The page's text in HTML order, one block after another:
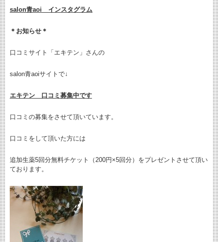
salon青aoi インスタグラム
＊お知らせ＊
口コミサイト「エキテン」さんの
salon青aoiサイトで↓
エキテン 口コミ募集中です
口コミの募集をさせて頂いています。
口コミをして頂いた方には
追加生薬5回分無料チケット（200円×5回分）をプレゼントさせて頂い
ております。